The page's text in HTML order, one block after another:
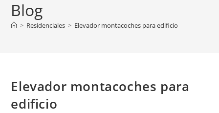
Blog
> Residenciales > Elevador montacoches para edificio
Elevador montacoches para
edificio